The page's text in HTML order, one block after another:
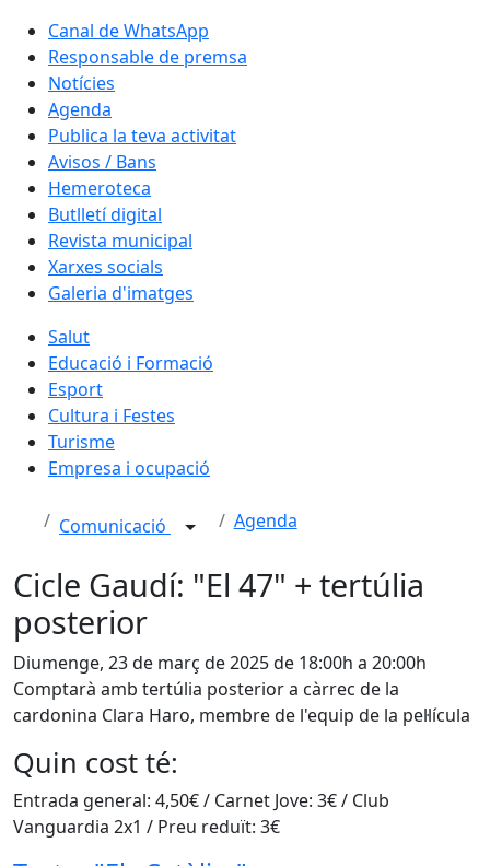
Canal de WhatsApp
Responsable de premsa
Notícies
Agenda
Publica la teva activitat
Avisos / Bans
Hemeroteca
Butlletí digital
Revista municipal
Xarxes socials
Galeria d'imatges
Salut
Educació i Formació
Esport
Cultura i Festes
Turisme
Empresa i ocupació
Comunicació Agenda
Cicle Gaudí: "El 47" + tertúlia
posterior
Diumenge, 23 de març de 2025 de 18:00h a 20:00h
Comptarà amb tertúlia posterior a càrrec de la
cardonina Clara Haro, membre de l'equip de la pel·lícula
Quin cost té:
Entrada general: 4,50€ / Carnet Jove: 3€ / Club
Vanguardia 2x1 / Preu reduït: 3€